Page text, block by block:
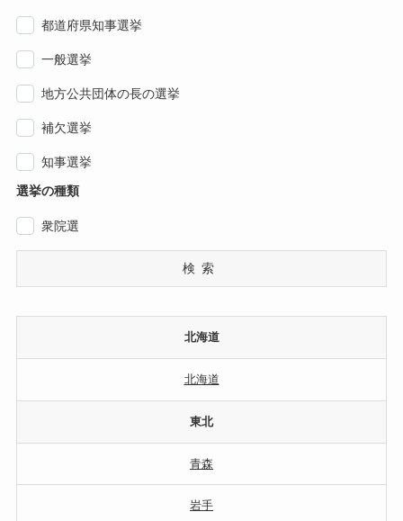
都道府県知事選挙
一般選挙
地方公共団体の長の選挙
補欠選挙
知事選挙
選挙の種類
衆院選
検索
北海道
北海道
東北
青森
岩手